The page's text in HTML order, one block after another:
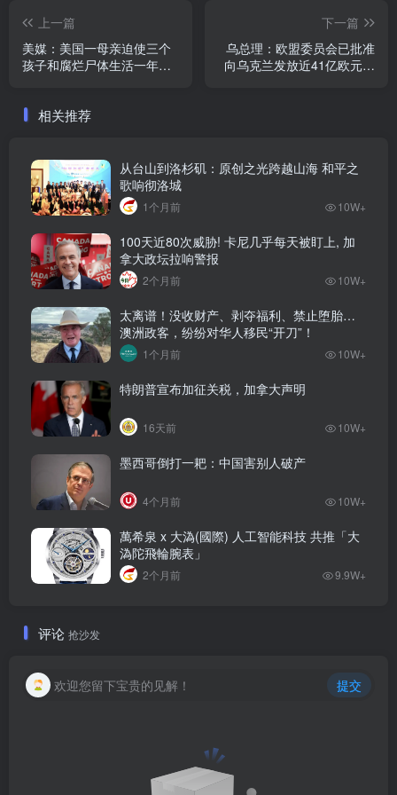
上一篇
美媒：美国一母亲迫使三个
孩子和腐烂尸体生活一年
下一篇
乌总理：欧盟委员会已批准
向乌克兰发放近41亿欧元贷
相关推荐
从台山到洛杉矶：原创之光跨越山海 和平之
歌响彻洛城
1个月前 10W+
100天近80次威胁! 卡尼几乎每天被盯上, 加
拿大政坛拉响警报
2个月前 10W+
太离谱！没收财产、剥夺福利、禁止堕胎…
澳洲政客，纷纷对华人移民“开刀”！
1个月前 10W+
特朗普宣布加征关税，加拿大声明
16天前 10W+
墨西哥倒打一耙：中国害别人破产
4个月前 10W+
萬希泉 x 大溈(國際) 人工智能科技 共推「大
溈陀飛輪腕表」
2个月前 9.9W+
评论 抢沙发
欢迎您留下宝贵的见解！ 提交